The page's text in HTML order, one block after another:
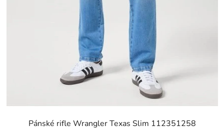
Pánské rifle Wrangler Texas Slim 112351258